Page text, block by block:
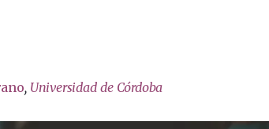
, Universidad de Córdoba